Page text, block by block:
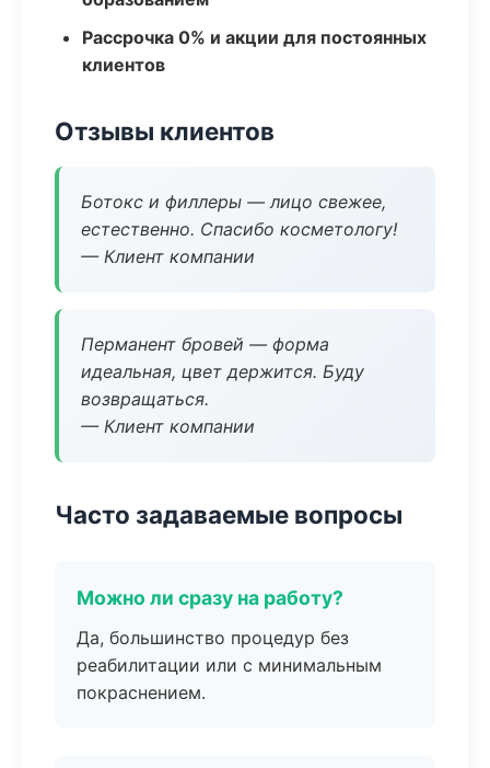
Рассрочка 0% и акции для постоянных
клиентов
Отзывы клиентов
Ботокс и филлеры — лицо свежее,
естественно. Спасибо косметологу!
— Клиент компании
Перманент бровей — форма
идеальная, цвет держится. Буду
возвращаться.
— Клиент компании
Часто задаваемые вопросы
Можно ли сразу на работу?
Да, большинство процедур без
реабилитации или с минимальным
покраснением.